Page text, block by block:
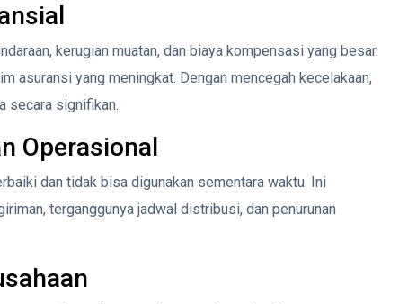
kerugian muatan, dan biaya kompensasi yang besar.
asuransi yang meningkat. Dengan mencegah kecelakaan,
secara signifikan.
Operasional
dan tidak bisa digunakan sementara waktu. Ini
terganggunya jadwal distribusi, dan penurunan